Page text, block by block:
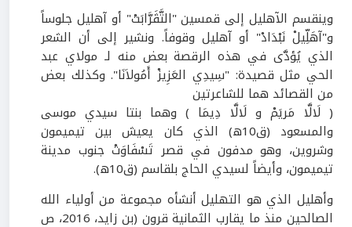
وينقسم الآهليل إلى قمسين "التَّڤَرَّابَتْ" أو آهليل جلوساً
و"آهَلِّيلْ نَبْدَادْ" أو آهليل وقوفاً. ونشير إلى أن الشعر
الذي يُؤدَّى في هذه الرقصة بعض منه لـ مولاي عبد
الحي مثل قصيدة: "سِيدِي العَزِيزْ أَمُولاَنَا".وكذلك بعض
من القصائد هما للشاعرتين
( لَالَّا مَريَمْ و لَالَّا دِيمَا ) وهما بنتا سيدي موسى
والمسعود (ق10ه) الذي كان يعيش بين تيميمون
وشروين، وهو مدفون في قصر تَسْفَاوَتْ جنوب مدينة
تيميمون، وأيضاً لسيدي الحاج بلقاسم (ق10ه).
وأهليل الذي هو التهليل أنشأه مجموعة من أولياء الله
الصالحين منذ ما يقارب الثمانية قرون (بن زايد، 2016، ص